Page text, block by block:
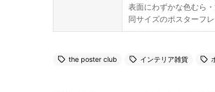
表面にわずかな色むら
同サイズのポスターフ
the poster club インテリア雑貨